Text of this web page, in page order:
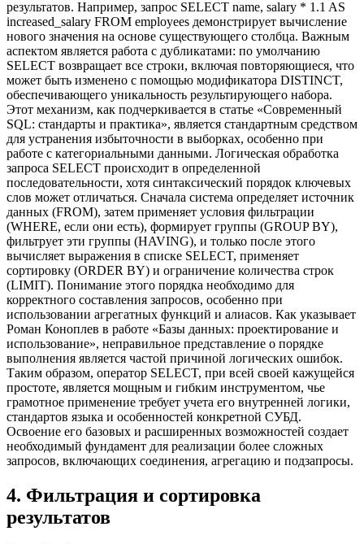
результатов. Например, запрос SELECT name, salary * 1.1 AS
increased_salary FROM employees демонстрирует вычисление
нового значения на основе существующего столбца. Важным
аспектом является работа с дубликатами: по умолчанию
SELECT возвращает все строки, включая повторяющиеся, что
может быть изменено с помощью модификатора DISTINCT,
обеспечивающего уникальность результирующего набора.
Этот механизм, как подчеркивается в статье «Современный
SQL: стандарты и практика», является стандартным средством
для устранения избыточности в выборках, особенно при
работе с категориальными данными. Логическая обработка
запроса SELECT происходит в определенной
последовательности, хотя синтаксический порядок ключевых
слов может отличаться. Сначала система определяет источник
данных (FROM), затем применяет условия фильтрации
(WHERE, если они есть), формирует группы (GROUP BY),
фильтрует эти группы (HAVING), и только после этого
вычисляет выражения в списке SELECT, применяет
сортировку (ORDER BY) и ограничение количества строк
(LIMIT). Понимание этого порядка необходимо для
корректного составления запросов, особенно при
использовании агрегатных функций и алиасов. Как указывает
Роман Коноплев в работе «Базы данных: проектирование и
использование», неправильное представление о порядке
выполнения является частой причиной логических ошибок.
Таким образом, оператор SELECT, при всей своей кажущейся
простоте, является мощным и гибким инструментом, чье
грамотное применение требует учета его внутренней логики,
стандартов языка и особенностей конкретной СУБД.
Освоение его базовых и расширенных возможностей создает
необходимый фундамент для реализации более сложных
запросов, включающих соединения, агрегацию и подзапросы.
4. Фильтрация и сортировка
результатов